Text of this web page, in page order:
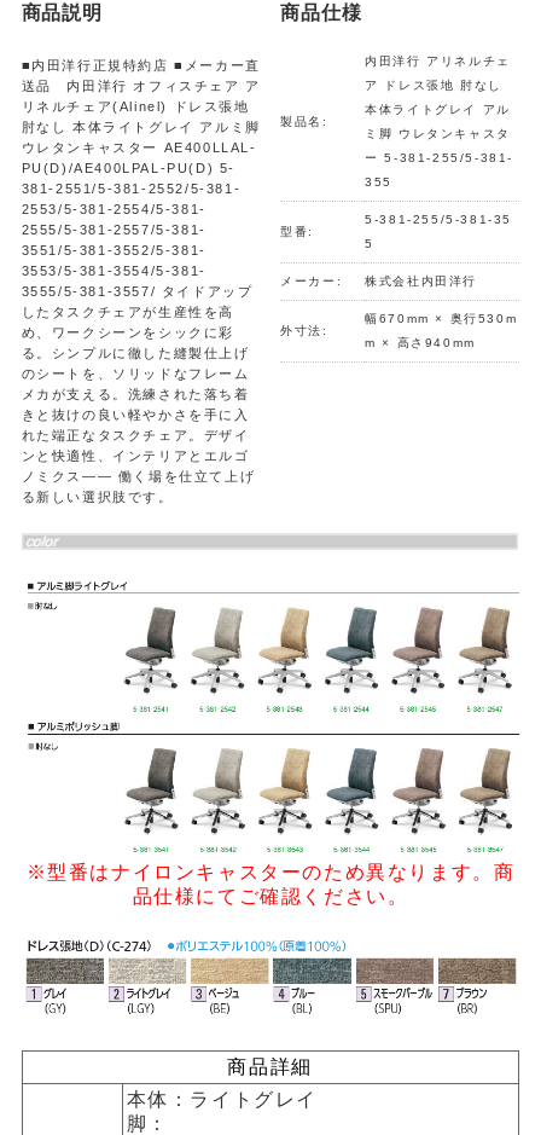
商品説明
■内田洋行正規特約店 ■メーカー直
送品 内田洋行 オフィスチェア ア
リネルチェア(Alinel) ドレス張地
肘なし 本体ライトグレイ アルミ脚
ウレタンキャスター AE400LLAL-
PU(D)/AE400LPAL-PU(D) 5-
381-2551/5-381-2552/5-381-
2553/5-381-2554/5-381-
2555/5-381-2557/5-381-
3551/5-381-3552/5-381-
3553/5-381-3554/5-381-
3555/5-381-3557/ タイドアップ
したタスクチェアが生産性を高
め、ワークシーンをシックに彩
る。シンプルに徹した縫製仕上げ
のシートを、ソリッドなフレーム
メカが支える。洗練された落ち着
きと抜けの良い軽やかさを手に入
れた端正なタスクチェア。デザイ
ンと快適性、インテリアとエルゴ
ノミクス―― 働く場を仕立て上げ
る新しい選択肢です。
商品仕様
製品名:
内田洋行 アリネルチェ
ア ドレス張地 肘なし
本体ライトグレイ アル
ミ脚 ウレタンキャスタ
ー 5-381-255/5-381-
355
型番:
5-381-255/5-381-35
5
メーカー: 株式会社内田洋行
外寸法:
幅670mm × 奥行530m
m × 高さ940mm
※型番はナイロンキャスターのため異なります。商
品仕様にてご確認ください。
商品詳細
本体：ライトグレイ
脚：